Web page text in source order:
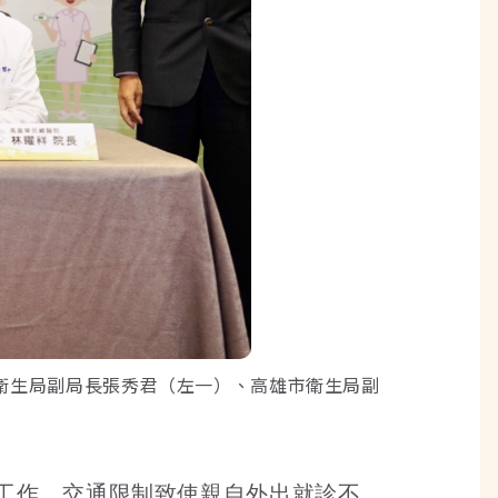
局副局長張秀君（左一）、高雄市衛生局副